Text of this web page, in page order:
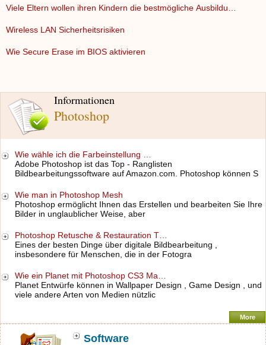
Informationen
Photoshop
Wie wähle ich die Farbeinstellung …
Adobe Photoshop ist das Top - Ranglisten
Bildbearbeitungssoftware auf Amazon.com. Photoshop können S
Wie man in Photoshop Mesh
Photoshop ermöglicht Ihnen das Erstellen und bearbeiten Sie Ihre
Bilder in unglaublicher Weise, aber
Photoshop Retusche & Restauration T…
Eines der besten Dinge über digitale Bildbearbeitung ,
insbesondere für Menschen, die in der Fotogra
Wie ein Planet mit Photoshop CS3 Ma…
Planet Entwürfe können in Wallpaper Design , Game Design , und
viele andere Arten von Medien nützlic
More
Software
Viele Eltern wollen ihren Kindern die bestmögliche Ausbildu…
Wireless LAN Sicherheitsrisiken
Wie Secure Erase im BIOS aktivieren